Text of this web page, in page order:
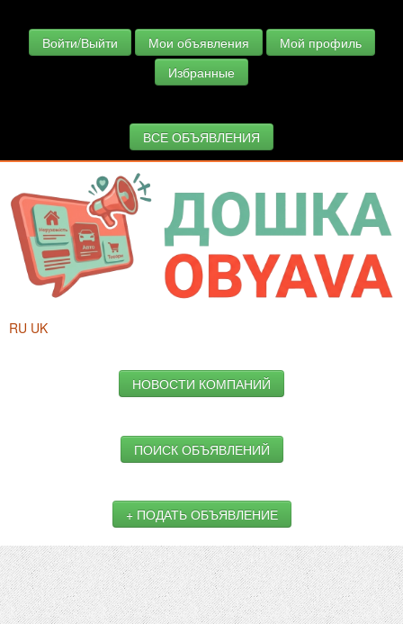
Войти/Выйти Мои объявления
Мой профиль
Избранные
ВСЕ ОБЪЯВЛЕНИЯ
RU UK
НОВОСТИ КОМПАНИЙ
ПОИСК ОБЪЯВЛЕНИЙ
+ ПОДАТЬ ОБЪЯВЛЕНИЕ